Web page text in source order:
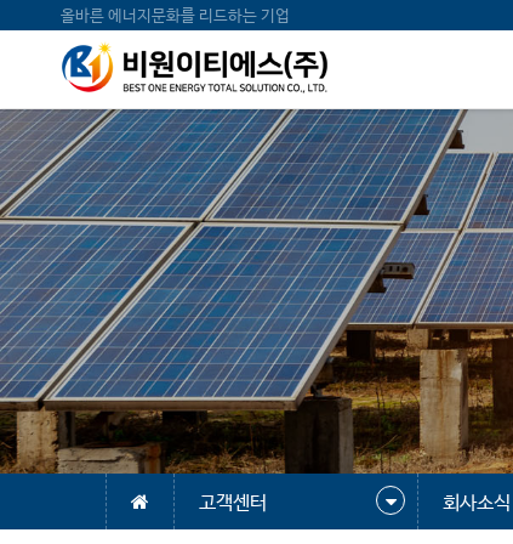
올바른 에너지문화를 리드하는 기업
고객센터 회사소식